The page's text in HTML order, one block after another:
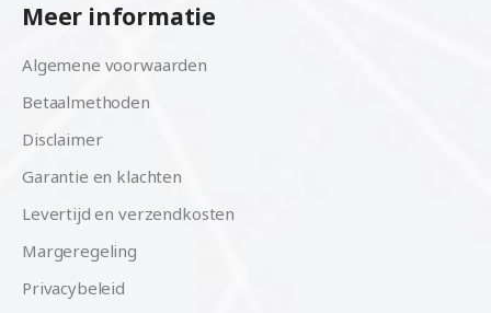
Meer informatie
Algemene voorwaarden
Betaalmethoden
Disclaimer
Garantie en klachten
Levertijd en verzendkosten
Margeregeling
Privacybeleid